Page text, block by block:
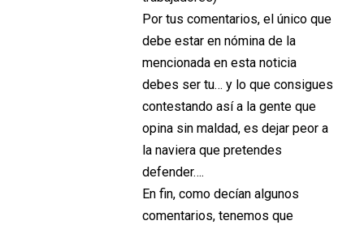
Por tus comentarios, el único que
debe estar en nómina de la
mencionada en esta noticia
debes ser tu… y lo que consigues
contestando así a la gente que
opina sin maldad, es dejar peor a
la naviera que pretendes
defender….
En fin, como decían algunos
comentarios, tenemos que